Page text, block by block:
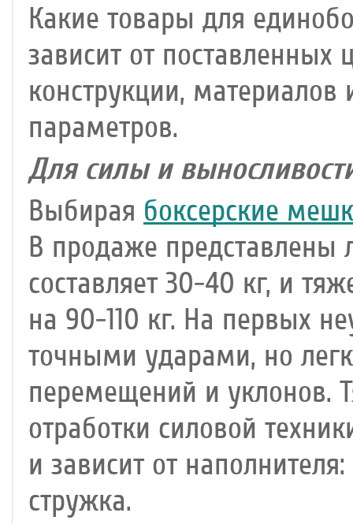
Какие товары для
зависит от поставленных
конструкции,
параметров.
Для силы и
Выбирая боксерские
В продаже представлены
составляет 30-40 кг, и
на 90-110 кг. На первых
точными ударами, но
перемещений и уклонов.
отработки силовой
и зависит от
стружка.